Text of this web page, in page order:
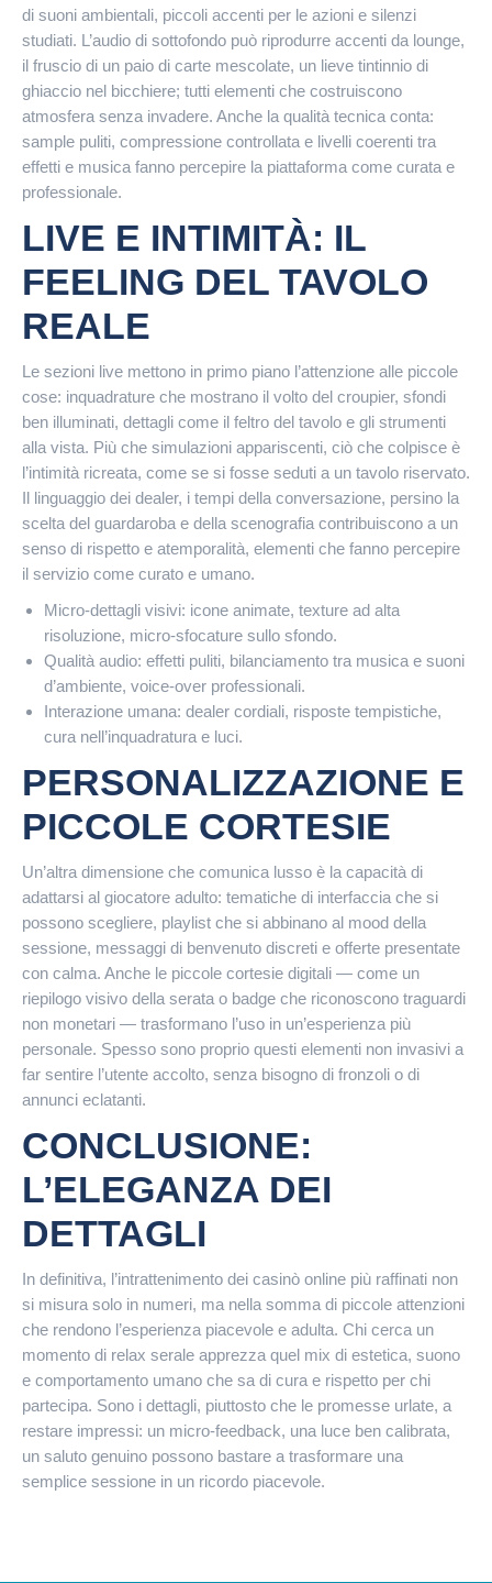
di suoni ambientali, piccoli accenti per le azioni e silenzi
studiati. L’audio di sottofondo può riprodurre accenti da lounge,
il fruscio di un paio di carte mescolate, un lieve tintinnio di
ghiaccio nel bicchiere; tutti elementi che costruiscono
atmosfera senza invadere. Anche la qualità tecnica conta:
sample puliti, compressione controllata e livelli coerenti tra
effetti e musica fanno percepire la piattaforma come curata e
professionale.
LIVE E INTIMITÀ: IL
FEELING DEL TAVOLO
REALE
Le sezioni live mettono in primo piano l’attenzione alle piccole
cose: inquadrature che mostrano il volto del croupier, sfondi
ben illuminati, dettagli come il feltro del tavolo e gli strumenti
alla vista. Più che simulazioni appariscenti, ciò che colpisce è
l’intimità ricreata, come se si fosse seduti a un tavolo riservato.
Il linguaggio dei dealer, i tempi della conversazione, persino la
scelta del guardaroba e della scenografia contribuiscono a un
senso di rispetto e atemporalità, elementi che fanno percepire
il servizio come curato e umano.
Micro-dettagli visivi: icone animate, texture ad alta
risoluzione, micro-sfocature sullo sfondo.
Qualità audio: effetti puliti, bilanciamento tra musica e suoni
d’ambiente, voice-over professionali.
Interazione umana: dealer cordiali, risposte tempistiche,
cura nell’inquadratura e luci.
PERSONALIZZAZIONE E
PICCOLE CORTESIE
Un’altra dimensione che comunica lusso è la capacità di
adattarsi al giocatore adulto: tematiche di interfaccia che si
possono scegliere, playlist che si abbinano al mood della
sessione, messaggi di benvenuto discreti e offerte presentate
con calma. Anche le piccole cortesie digitali — come un
riepilogo visivo della serata o badge che riconoscono traguardi
non monetari — trasformano l’uso in un’esperienza più
personale. Spesso sono proprio questi elementi non invasivi a
far sentire l’utente accolto, senza bisogno di fronzoli o di
annunci eclatanti.
CONCLUSIONE:
L’ELEGANZA DEI
DETTAGLI
In definitiva, l’intrattenimento dei casinò online più raffinati non
si misura solo in numeri, ma nella somma di piccole attenzioni
che rendono l’esperienza piacevole e adulta. Chi cerca un
momento di relax serale apprezza quel mix di estetica, suono
e comportamento umano che sa di cura e rispetto per chi
partecipa. Sono i dettagli, piuttosto che le promesse urlate, a
restare impressi: un micro-feedback, una luce ben calibrata,
un saluto genuino possono bastare a trasformare una
semplice sessione in un ricordo piacevole.